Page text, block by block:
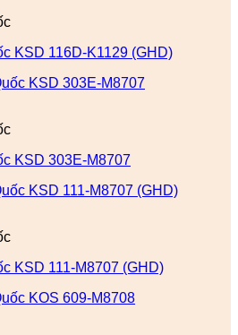
KSD 116D-K1129 (GHD)
KSD 303E-M8707
KSD 111-M8707 (GHD)